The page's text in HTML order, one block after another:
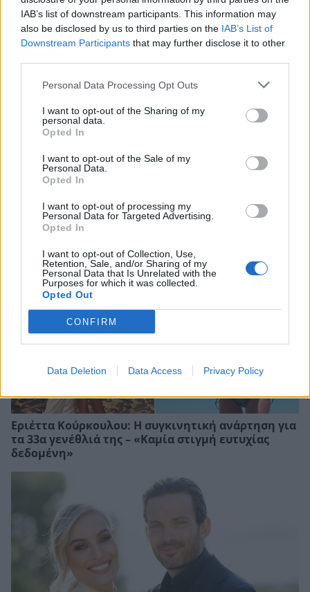
IAB’s list of downstream participants. This information may
also be disclosed by us to third parties on the IAB’s List of
Downstream Participants that may further disclose it to other
Personal Data Processing Opt Outs
I want to opt-out of the Sharing of my
personal data.
Opted In
I want to opt-out of the Sale of my
Personal Data.
Opted In
I want to opt-out of processing my
Personal Data for Targeted Advertising.
Opted In
I want to opt-out of Collection, Use,
Retention, Sale, and/or Sharing of my
Personal Data that Is Unrelated with the
Purposes for which it was collected.
Opted Out
CONFIRM
Data Deletion Data Access Privacy Policy
τον 2 μηνών γιο τους
Βαρύ πένθος για τον Λιονέλ Μέσι – Πέθανε ο
πατέρας του, Χόρχε
Εριέττα Κούρκουλου: Η συγκινητική ανάρτηση για
τα 33α γενέθλιά της – «Καμία στιγμή ευτυχίας
δεδομένη»